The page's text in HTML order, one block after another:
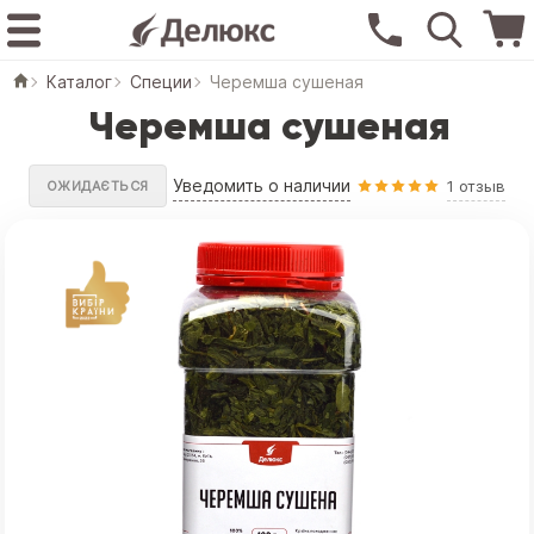
Каталог Специи Черемша сушеная
Черемша сушеная
ОЖИДАЄТЬСЯ Уведомить о наличии 1 отзыв